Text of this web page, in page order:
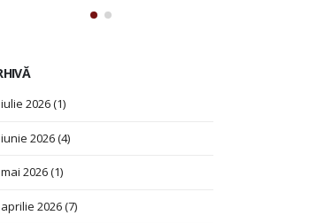
iulie 2026
iunie 2026(4)
mai 2026(1)
aprilie 2026(7)
martie 2026 (4)